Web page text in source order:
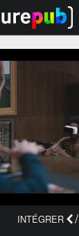
INTÉGRER /